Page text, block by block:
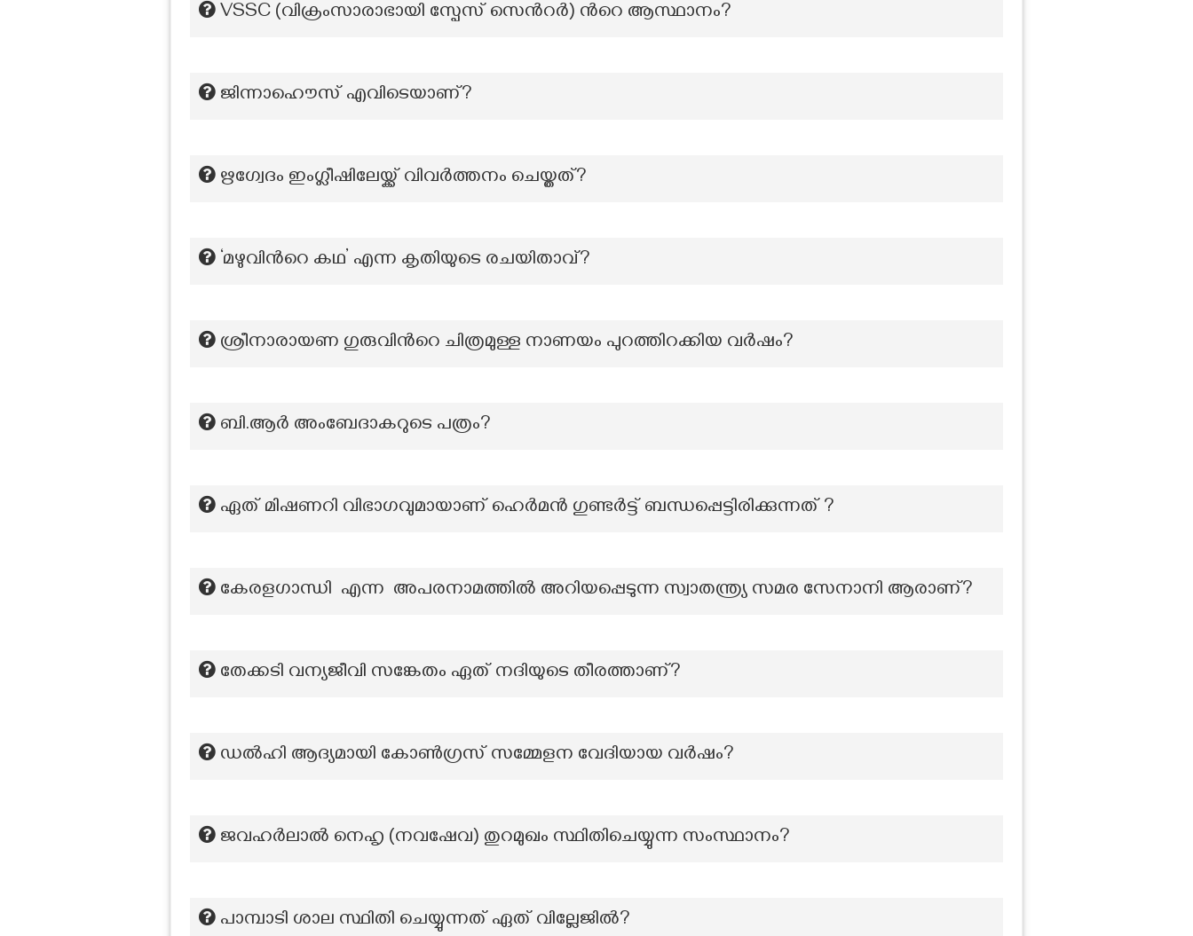
VSSC (വിക്രംസാരാഭായി സ്പേസ് സെന്‍റര്‍) ന്‍റെ ആസ്ഥാനം?
ജിന്നാഹൌസ് എവിടെയാണ്?
ഋഗ്വേദം ഇംഗ്ലീഷിലേയ്ക്ക് വിവർത്തനം ചെയ്തത്?
‘മഴുവിന്‍റെ കഥ’ എന്ന കൃതിയുടെ രചയിതാവ്?
ശ്രീനാരായണ ഗുരുവിന്‍റെ ചിത്രമുള്ള നാണയം പുറത്തിറക്കിയ വര്‍ഷം?
ബി.ആര്‍ അംബേദാകറുടെ പത്രം?
ഏത് മിഷണറി വിഭാഗവുമായാണ് ഹെർമൻ ഗുണ്ടർട്ട് ബന്ധപ്പെട്ടിരിക്കുന്നത് ?
കേരളഗാന്ധി എന്ന അപരനാമത്തിൽ അറിയപ്പെടുന്ന സ്വാതന്ത്ര്യ സമര സേനാനി ആരാണ്?
തേക്കടി വന്യജീവി സങ്കേതം ഏത് നദിയുടെ തീരത്താണ്?
ഡൽഹി ആദ്യമായി കോൺഗ്രസ് സമ്മേളന വേദിയായ വർഷം?
ജവഹർലാൽ നെഹൃ (നവഷേവ) തുറമുഖം സ്ഥിതിചെയ്യുന്ന സംസ്ഥാനം?
പാമ്പാടി ശാല സ്ഥിതി ചെയ്യുന്നത് ഏത് വില്ലേജിൽ?